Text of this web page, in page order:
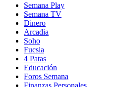
Semana Play
Semana TV
Dinero
Arcadia
Soho
in
new
window
Fucsia
in
new
window
4 Patas
Educación
Foros Semana
Finanzas Personales